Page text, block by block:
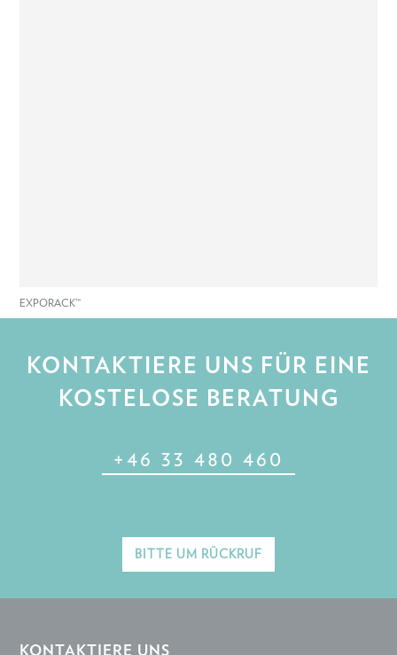
EXPORACK™
KONTAKTIERE UNS FÜR EINE
KOSTELOSE BERATUNG
+46 33 480 460
BITTE UM RÜCKRUF
KONTAKTIERE UNS